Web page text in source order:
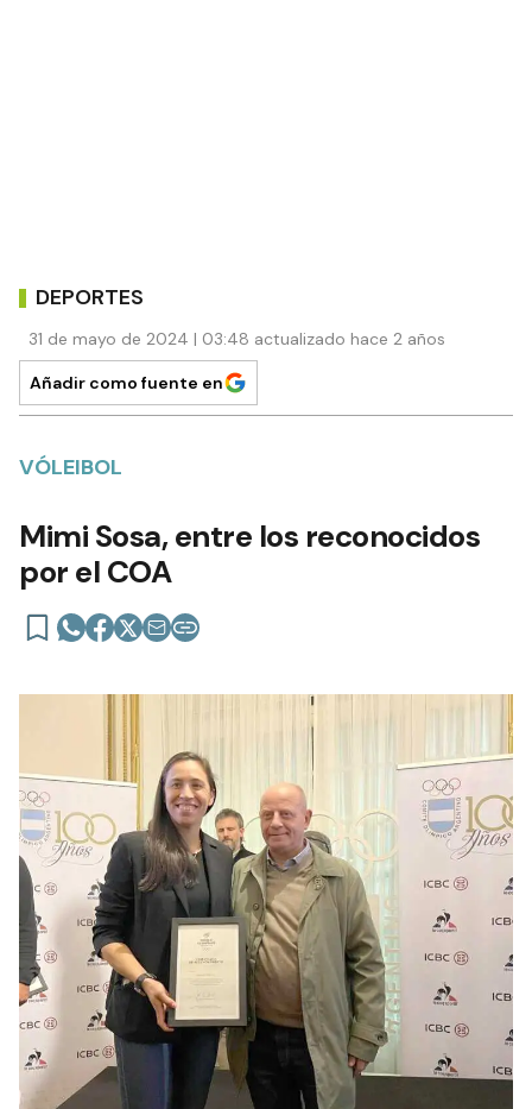
DEPORTES
31 de mayo de 2024 | 03:48 actualizado hace 2 años
Añadir como fuente en
VÓLEIBOL
Mimi Sosa, entre los reconocidos
por el COA